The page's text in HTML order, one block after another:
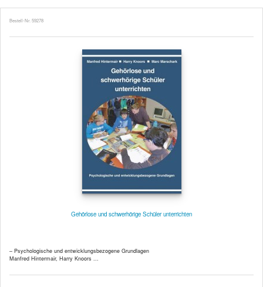
Bestell-Nr. 59278
Gehörlose und schwerhörige Schüler unterrichten
– Psychologische und entwicklungsbezogene Grundlagen
Manfred Hintermair, Harry Knoors ...